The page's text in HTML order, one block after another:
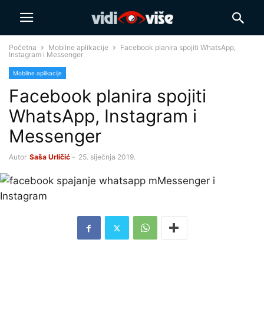
Početna Mobilne aplikacije
Facebook planira spojiti WhatsApp,
Instagram i Messenger
Mobilne aplikacije
Facebook planira spojiti
WhatsApp, Instagram i
Messenger
Autor Saša Urličić - 25. siječnja 2019.